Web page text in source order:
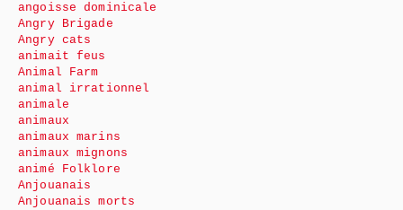
angoisse dominicale
Angry Brigade
Angry cats
animait feus
Animal Farm
animal irrationnel
animale
animaux
animaux marins
animaux mignons
animé Folklore
Anjouanais
Anjouanais morts